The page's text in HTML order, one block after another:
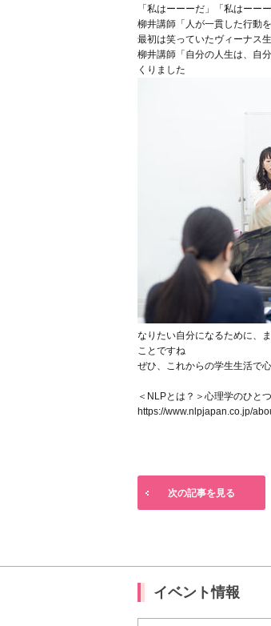
「私はーーーだ」「私はーー
柳井講師「人が一貫した行動
最初は笑っていたヴィーナス
柳井講師「自分の人生は、自
くりました
なりたい自分になるために、
ことですね
ぜひ、これからの学生生活で
＜NLPとは？＞心理学のひと
https://www.nlpjapan.co.jp/
次の記事を見る
イベント情報